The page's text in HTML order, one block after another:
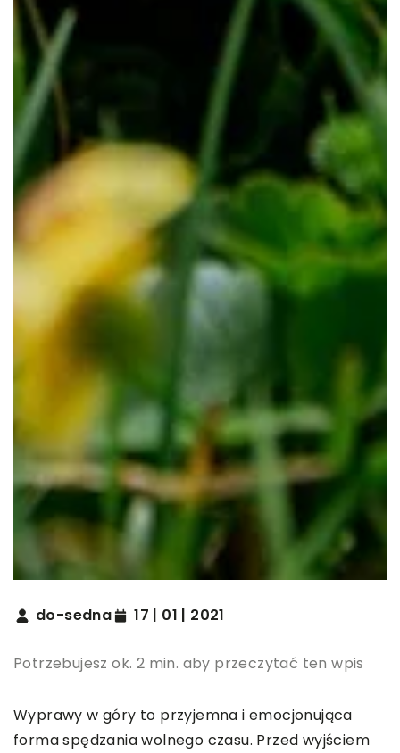
do-sedna 17 | 01 | 2021
Potrzebujesz ok. 2 min. aby przeczytać ten wpis
Wyprawy w góry to przyjemna i emocjonująca
forma spędzania wolnego czasu. Przed wyjściem